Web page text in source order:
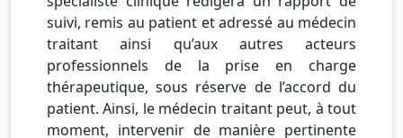
suivi, remis au patient et adressé au médecin
traitant ainsi qu’aux autres acteurs
professionnels de la prise en charge
thérapeutique, sous réserve de l’accord du
patient. Ainsi, le médecin traitant peut, à tout
moment, intervenir de manière pertinente